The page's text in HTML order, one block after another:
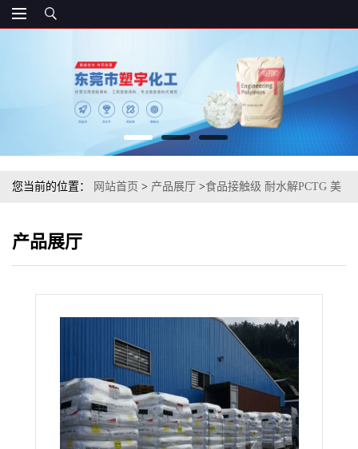
您当前的位置： 网站首页 > 产品展厅 >食品接触级 耐水解PCTG 美
产品展厅